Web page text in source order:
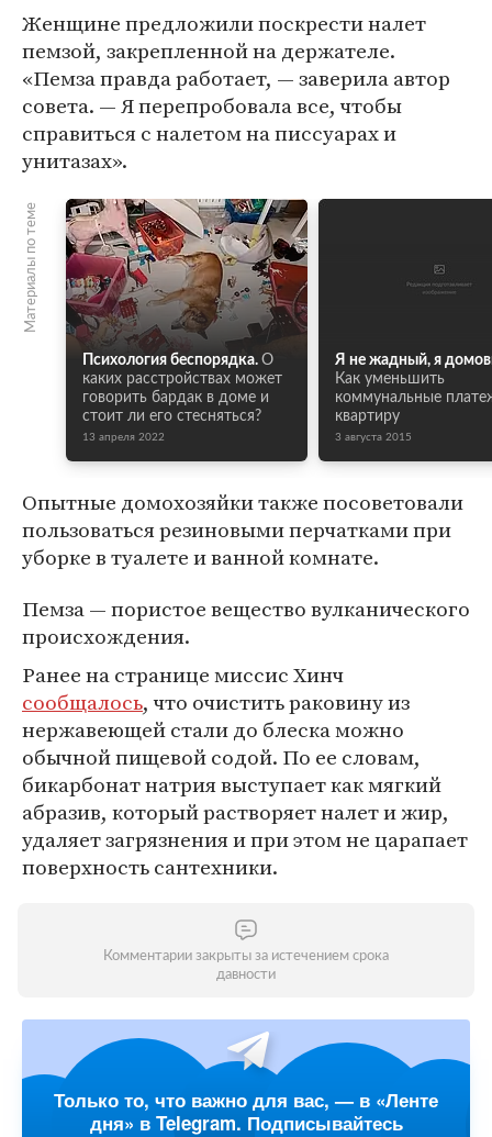
Женщине предложили поскрести налет
пемзой, закрепленной на держателе.
«Пемза правда работает, — заверила автор
совета. — Я перепробовала все, чтобы
справиться с налетом на писсуарах и
унитазах».
Материалы по теме
Психология беспорядка. О
каких расстройствах может
говорить бардак в доме и
стоит ли его стесняться?
13 апреля 2022
Я не жадный, я
Как уменьшить
коммунальные
квартиру
3 августа 2015
Опытные домохозяйки также посоветовали
пользоваться резиновыми перчатками при
уборке в туалете и ванной комнате.
Пемза — пористое вещество вулканического
происхождения.
Ранее на странице миссис Хинч
сообщалось, что очистить раковину из
нержавеющей стали до блеска можно
обычной пищевой содой. По ее словам,
бикарбонат натрия выступает как мягкий
абразив, который растворяет налет и жир,
удаляет загрязнения и при этом не царапает
поверхность сантехники.
Комментарии закрыты за истечением срока
давности
Только то, что важно для вас, — в «Ленте
дня» в Telegram. Подписывайтесь